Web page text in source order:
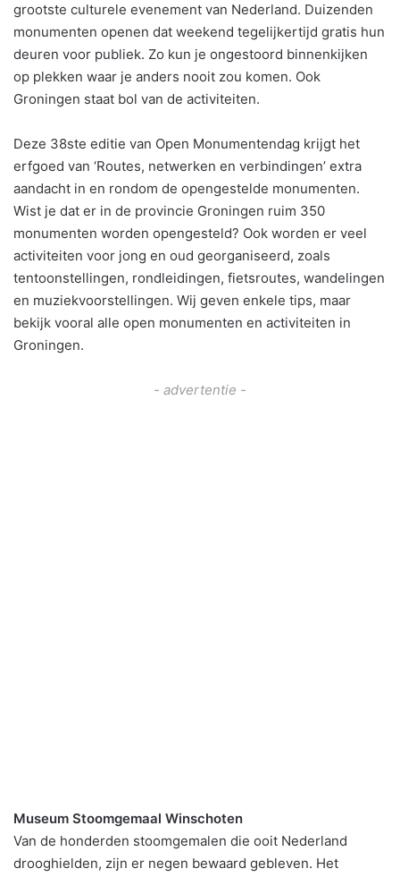
grootste culturele evenement van Nederland. Duizenden
monumenten openen dat weekend tegelijkertijd gratis hun
deuren voor publiek. Zo kun je ongestoord binnenkijken
op plekken waar je anders nooit zou komen. Ook
Groningen staat bol van de activiteiten.
Deze 38ste editie van Open Monumentendag krijgt het
erfgoed van ‘Routes, netwerken en verbindingen’ extra
aandacht in en rondom de opengestelde monumenten.
Wist je dat er in de provincie Groningen ruim 350
monumenten worden opengesteld? Ook worden er veel
activiteiten voor jong en oud georganiseerd, zoals
tentoonstellingen, rondleidingen, fietsroutes, wandelingen
en muziekvoorstellingen. Wij geven enkele tips, maar
bekijk vooral alle open monumenten en activiteiten in
Groningen.
- advertentie -
Museum Stoomgemaal Winschoten
Van de honderden stoomgemalen die ooit Nederland
drooghielden, zijn er negen bewaard gebleven. Het